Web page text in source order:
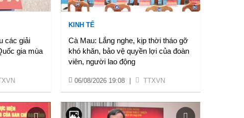
các giải
gia mùa
KINH TẾ
Cà Mau: Lắng nghe, kịp thời tháo gỡ
khó khăn, bảo vệ quyền lợi của đoàn
viên, người lao động
06/08/2026 19:08 TTXVN